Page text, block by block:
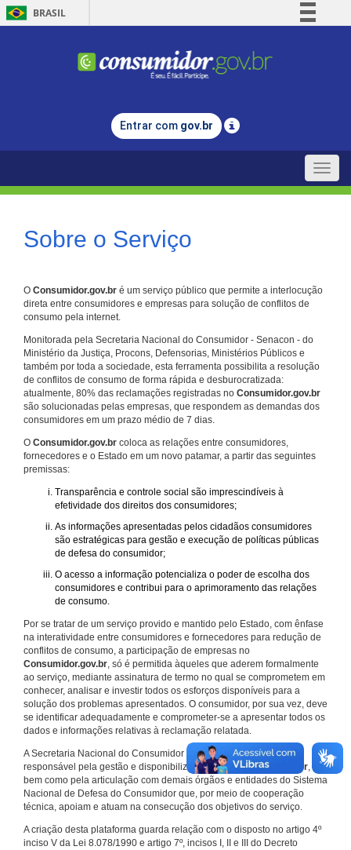
BRASIL
Comunica BR
Legislação
Entrar com gov.br
Toggle
Sobre o Serviço
O Consumidor.gov.br é um serviço público que permite a interlocução
direta entre consumidores e empresas para solução de conflitos de
consumo pela internet.
Monitorada pela Secretaria Nacional do Consumidor - Senacon - do
Ministério da Justiça, Procons, Defensorias, Ministérios Públicos e
também por toda a sociedade, esta ferramenta possibilita a resolução
de conflitos de consumo de forma rápida e desburocratizada:
atualmente, 80% das reclamações registradas no Consumidor.gov.br
são solucionadas pelas empresas, que respondem as demandas dos
consumidores em um prazo médio de 7 dias.
O Consumidor.gov.br coloca as relações entre consumidores,
fornecedores e o Estado em um novo patamar, a partir das seguintes
premissas:
Transparência e controle social são imprescindíveis à
efetividade dos direitos dos consumidores;
As informações apresentadas pelos cidadãos consumidores
são estratégicas para gestão e execução de políticas públicas
de defesa do consumidor;
O acesso a informação potencializa o poder de escolha dos
consumidores e contribui para o aprimoramento das relações
de consumo.
Por se tratar de um serviço provido e mantido pelo Estado, com ênfase
na interatividade entre consumidores e fornecedores para redução de
conflitos de consumo, a participação de empresas no
Consumidor.gov.br, só é permitida àqueles que aderem formalmente
ao serviço, mediante assinatura de termo no qual se comprometem em
conhecer, analisar e investir todos os esforços disponíveis para a
solução dos problemas apresentados. O consumidor, por sua vez, deve
se identificar adequadamente e comprometer-se a apresentar todos os
dados e informações relativas à reclamação relatada.
A Secretaria Nacional do Consumidor do Ministério da Justiça é a
responsável pela gestão e disponibilização doConsumidor.gov.br,
bem como pela articulação com demais órgãos e entidades do Sistema
Nacional de Defesa do Consumidor que, por meio de cooperação
técnica, apoiam e atuam na consecução dos objetivos do serviço.
A criação desta plataforma guarda relação com o disposto no artigo 4º
inciso V da Lei 8.078/1990 e artigo 7º, incisos I, II e III do Decreto